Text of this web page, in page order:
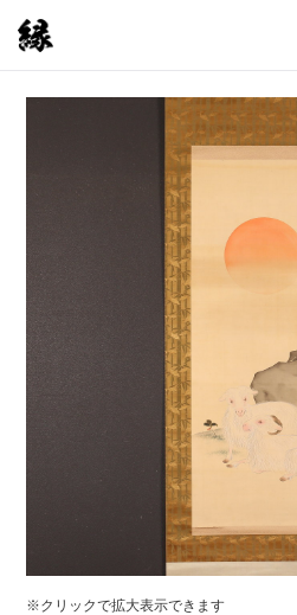
※クリックで拡大表示できます